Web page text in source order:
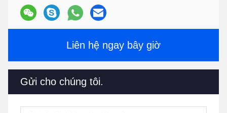
Liên hệ ngay bây giờ
Gửi cho chúng tôi.